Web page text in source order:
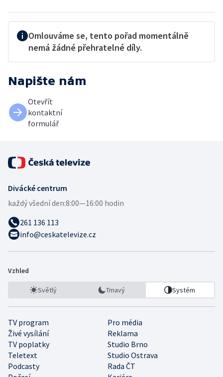
Omlouváme se, tento pořad momentálně
nemá žádné přehratelné díly.
Napište nám
Otevřít
kontaktní
formulář
Divácké centrum
každý všední den:8:00—16:00 hodin
261 136 113
info@ceskatelevize.cz
Vzhled
Světlý Tmavý Systém
TV program
Pro média
Živé vysílání
Reklama
TV poplatky
Studio Brno
Teletext
Studio Ostrava
Podcasty
Rada ČT